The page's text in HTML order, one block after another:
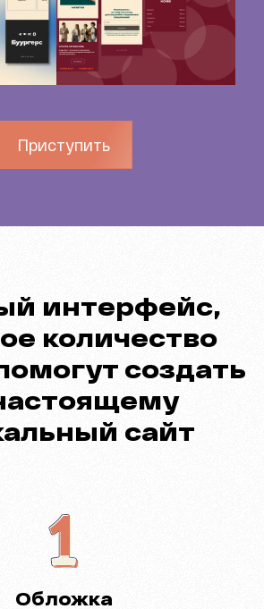
Приступить
интерфейс,
количество
создать
сайт
Обложка